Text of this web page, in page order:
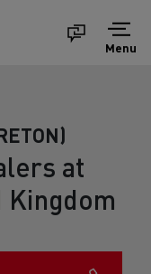
Menu
at
Kingdom